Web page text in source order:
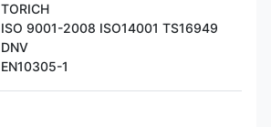
TORICH
ISO 9001-2008 ISO14001 TS16949
DNV
EN10305-1